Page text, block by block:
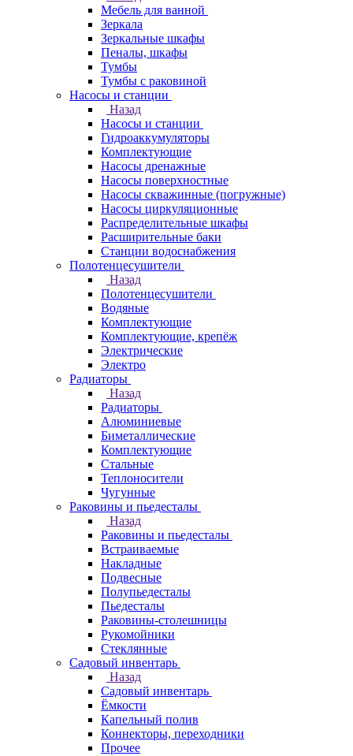
Мебель для ванной
Зеркала
Зеркальные шкафы
Пеналы, шкафы
Тумбы
Тумбы с раковиной
Насосы и станции
Назад
Насосы и станции
Гидроаккумуляторы
Комплектующие
Насосы дренажные
Насосы поверхностные
Насосы скважинные (погружные)
Насосы циркуляционные
Распределительные шкафы
Расширительные баки
Станции водоснабжения
Полотенцесушители
Назад
Полотенцесушители
Водяные
Комплектующие
Комплектующие, крепёж
Электрические
Электро
Радиаторы
Назад
Радиаторы
Алюминиевые
Биметаллические
Комплектующие
Стальные
Теплоносители
Чугунные
Раковины и пьедесталы
Назад
Раковины и пьедесталы
Встраиваемые
Накладные
Подвесные
Полупьедесталы
Пьедесталы
Раковины-столешницы
Рукомойники
Стеклянные
Садовый инвентарь
Назад
Садовый инвентарь
Ёмкости
Капельный полив
Коннекторы, переходники
Прочее